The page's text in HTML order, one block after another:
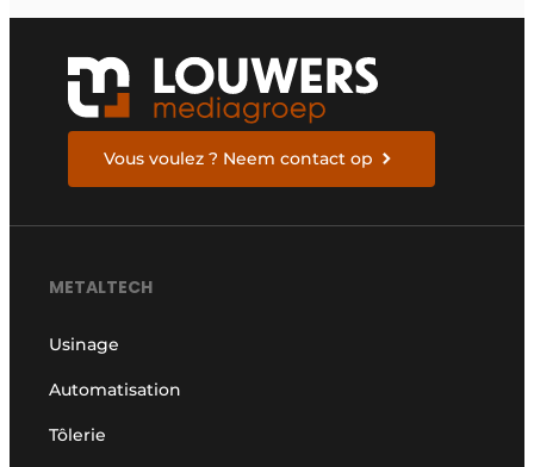
Vous voulez ? Neem contact op
METALTECH
Usinage
Automatisation
Tôlerie